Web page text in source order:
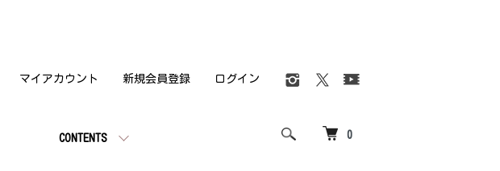
0
CONTENTS
マイアカウント 新規会員登録 ログイン